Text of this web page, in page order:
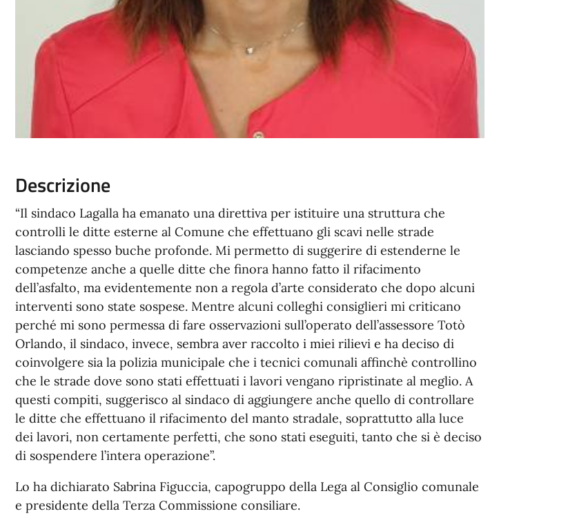
Descrizione
“Il sindaco Lagalla ha emanato una direttiva per istituire una struttura che
controlli le ditte esterne al Comune che effettuano gli scavi nelle strade
lasciando spesso buche profonde. Mi permetto di suggerire di estenderne le
competenze anche a quelle ditte che finora hanno fatto il rifacimento
dell’asfalto, ma evidentemente non a regola d’arte considerato che dopo alcuni
interventi sono state sospese. Mentre alcuni colleghi consiglieri mi criticano
perché mi sono permessa di fare osservazioni sull’operato dell’assessore Totò
Orlando, il sindaco, invece, sembra aver raccolto i miei rilievi e ha deciso di
coinvolgere sia la polizia municipale che i tecnici comunali affinchè controllino
che le strade dove sono stati effettuati i lavori vengano ripristinate al meglio. A
questi compiti, suggerisco al sindaco di aggiungere anche quello di controllare
le ditte che effettuano il rifacimento del manto stradale, soprattutto alla luce
dei lavori, non certamente perfetti, che sono stati eseguiti, tanto che si è deciso
di sospendere l’intera operazione”.
Lo ha dichiarato Sabrina Figuccia, capogruppo della Lega al Consiglio comunale
e presidente della Terza Commissione consiliare.